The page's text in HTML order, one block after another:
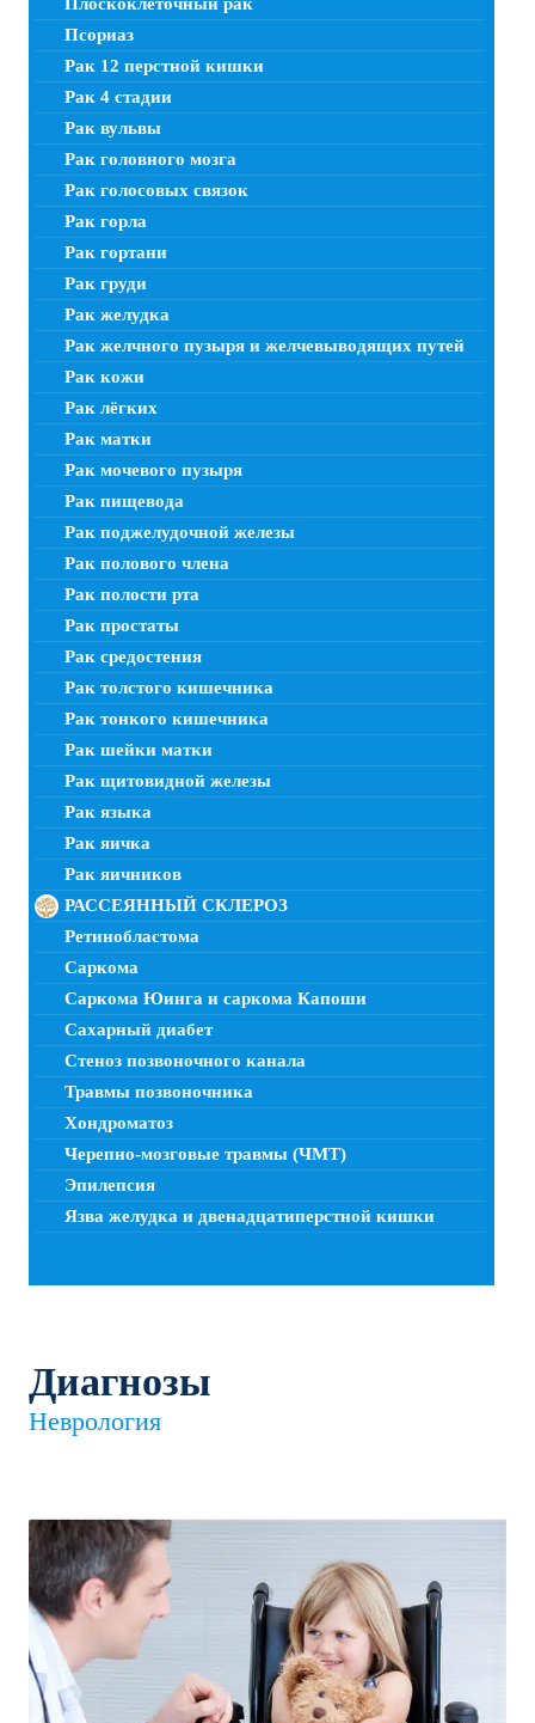
Плоскоклеточный рак
Псориаз
Рак 12 перстной кишки
Рак 4 стадии
Рак вульвы
Рак головного мозга
Рак голосовых связок
Рак горла
Рак гортани
Рак груди
Рак желудка
Рак желчного пузыря и желчевыводящих путей
Рак кожи
Рак лёгких
Рак матки
Рак мочевого пузыря
Рак пищевода
Рак поджелудочной железы
Рак полового члена
Рак полости рта
Рак простаты
Рак средостения
Рак толстого кишечника
Рак тонкого кишечника
Рак шейки матки
Рак щитовидной железы
Рак языка
Рак яичка
Рак яичников
РАССЕЯННЫЙ СКЛЕРОЗ
Ретинобластома
Саркома
Саркома Юинга и саркома Капоши
Сахарный диабет
Стеноз позвоночного канала
Травмы позвоночника
Хондроматоз
Черепно-мозговые травмы (ЧМТ)
Эпилепсия
Язва желудка и двенадцатиперстной кишки
Диагнозы
Неврология